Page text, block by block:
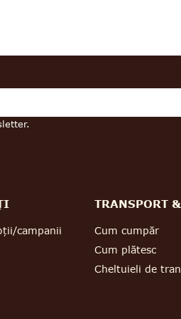
campanii
TRANSPORT
Cum cumpăr
Cum plătesc
Cheltuieli de